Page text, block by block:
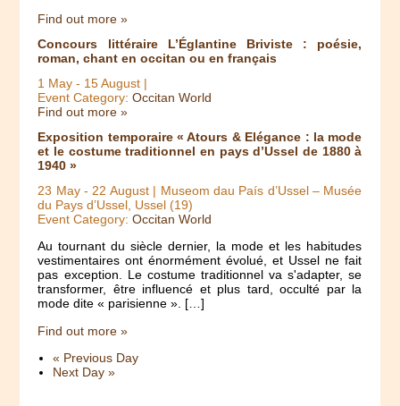
Find out more »
Concours littéraire L’Églantine Briviste : poésie,
roman, chant en occitan ou en français
1 May - 15 August |
Event Category:Occitan World
Find out more »
Exposition temporaire « Atours & Elégance : la mode
et le costume traditionnel en pays d’Ussel de 1880 à
1940 »
23 May- 22 August| Museom dau País d’Ussel – Musée
du Pays d’Ussel, Ussel (19)
Event Category:Occitan World
Au tournant du siècle dernier, la mode et les habitudes
vestimentaires ont énormément évolué, et Ussel ne fait
pas exception. Le costume traditionnel va s'adapter, se
transformer, être influencé et plus tard, occulté par la
mode dite « parisienne ». […]
Find out more »
« Previous Day
Next Day»